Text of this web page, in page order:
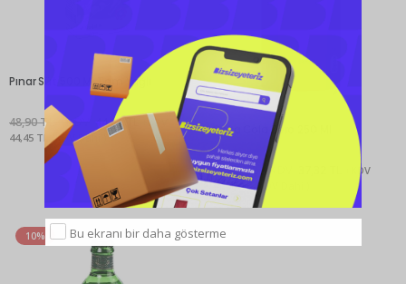
Bu ekranı bir daha gösterme
Pınar Süt 500 Ml Tam Yağlı
48,90 TL +KDV 44,01 TL
+KDV
44,45 TL (KDV Dahil)
Coca Cola Zero 250 Ml
41,47 TL +KDV
+KDV
41,06 TL (KDV Dahil)
10%